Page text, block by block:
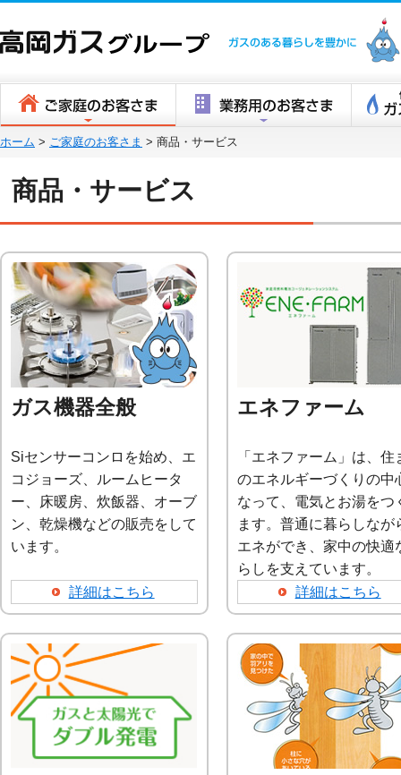
高岡ガスグ
ホーム > ご家庭のお客さま > 商品・サービス
商品・サービス
ガス機器全般
Siセンサーコンロを始め、エ
コジョーズ、ルームヒータ
ー、床暖房、炊飯器、オーブ
ン、乾燥機などの販売をして
います。
詳細はこちら
エネファーム
「エネファーム」は、住
のエネルギーづくりの中
なって、電気とお湯をつ
ます。普通に暮らしなが
エネができ、家中の快適
らしを支えています。
詳細はこちら